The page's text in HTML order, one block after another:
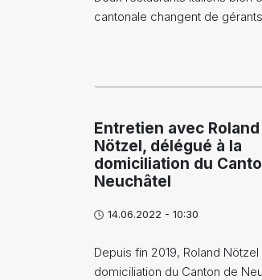
cantonale changent de
Entretien avec Roland
Nötzel, délégué à la
domiciliation du
Neuchâtel
14.06.2022 - 10:30
Depuis fin 2019, Roland
domiciliation du Canton de